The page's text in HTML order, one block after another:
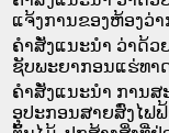
ແຈ້ງການຂອງຫ້ອງວ່
ຄຳສັ່ງແນະນຳ ວ່າດ້ວ
ຊັບພະຍາກອນແຮ່ທາ
ຄຳສັ່ງແນະນຳ ການ
ອຸປະກອນສາຍສົ່ງໄຟ